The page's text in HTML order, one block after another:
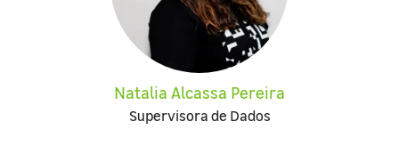
Natalia Alcassa Pereira
Supervisora de Dados